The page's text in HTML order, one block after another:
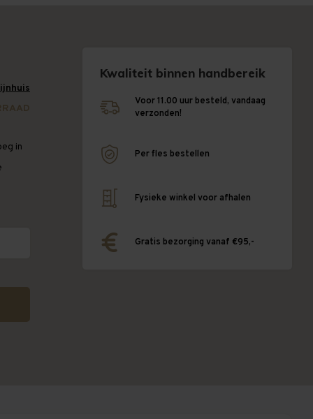
in
Kwaliteit binnen handbereik
Voor 11.00 uur besteld, vandaag
verzonden!
Per fles bestellen
Fysieke winkel voor afhalen
Gratis bezorging vanaf €95,-